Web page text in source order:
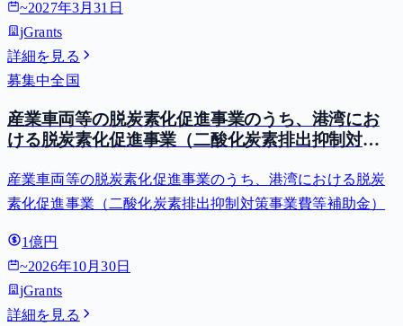
~2027年3月31日
jGrants
詳細を見る
募集中全国
産業車両等の脱炭素化促進事業のうち、港湾にお
ける脱炭素化促進事業（二酸化炭素排出抑制対策
産業車両等の脱炭素化促進事業のうち、港湾における脱炭
素化促進事業（二酸化炭素排出抑制対策事業費等補助金）
1億円
~2026年10月30日
jGrants
詳細を見る